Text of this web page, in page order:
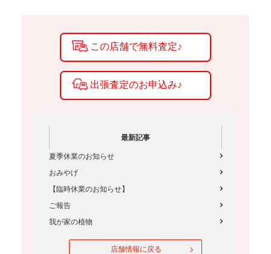
最新記事
夏季休業のお知らせ
おみやげ
【臨時休業のお知らせ】
ご報告
我が家の植物
店舗情報に戻る